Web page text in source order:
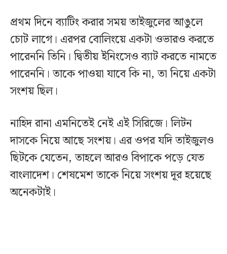
প্রথম দিনে ব্যাটিং করার সময় তাইজুলের আঙুলে
চোট লাগে। এরপর বোলিংয়ে একটা ওভারও করতে
পারেননি তিনি। দ্বিতীয় ইনিংসেও ব্যাট করতে নামতে
পারেননি। তাকে পাওয়া যাবে কি না, তা নিয়ে একটা
সংশয় ছিল।
নাহিদ রানা এমনিতেই নেই এই সিরিজে। লিটন
দাসকে নিয়ে আছে সংশয়। এর ওপর যদি তাইজুলও
ছিটকে যেতেন, তাহলে আরও বিপাকে পড়ে যেত
বাংলাদেশ। শেষমেশ তাকে নিয়ে সংশয় দূর হয়েছে
অনেকটাই।